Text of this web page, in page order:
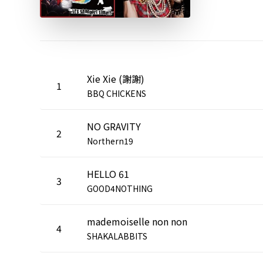
1 Xie Xie (謝謝)
BBQ CHICKENS
2 NO GRAVITY
Northern19
3 HELLO 61
GOOD4NOTHING
4 mademoiselle non non
SHAKALABBITS